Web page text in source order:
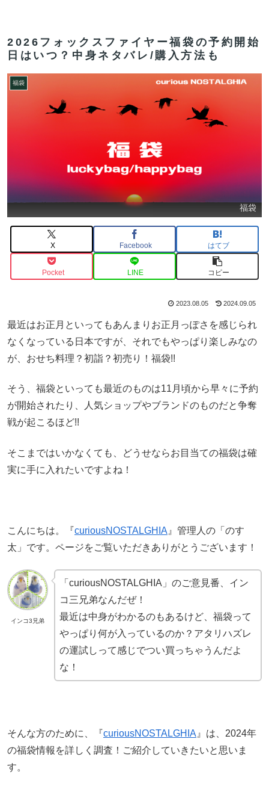
2026フォックスファイヤー福袋の予約開始
日はいつ？中身ネタバレ/購入方法も
福袋
福袋
X Facebook はてブ
Pocket LINE コピー
2023.08.05 2024.09.05
最近はお正月といってもあんまりお正月っぽさを感じられ
なくなっている日本ですが、それでもやっぱり楽しみなの
が、おせち料理？初詣？初売り！福袋!!
そう、福袋といっても最近のものは11月頃から早々に予約
が開始されたり、人気ショップやブランドのものだと争奪
戦が起こるほど!!
そこまではいかなくても、どうせならお目当ての福袋は確
実に手に入れたいですよね！
こんにちは。『curiousNOSTALGHIA 』管理人の「のす
太」です。ページをご覧いただきありがとうございます！
インコ3兄弟
「curiousNOSTALGHIA」のご意見番、イン
コ三兄弟なんだぜ！
最近は中身がわかるのもあるけど、福袋って
やっぱり何が入っているのか？アタリハズレ
の運試しって感じでつい買っちゃうんだよ
な！
そんな方のために、『curiousNOSTALGHIA 』は、2024年
の福袋情報を詳しく調査！ご紹介していきたいと思いま
す。